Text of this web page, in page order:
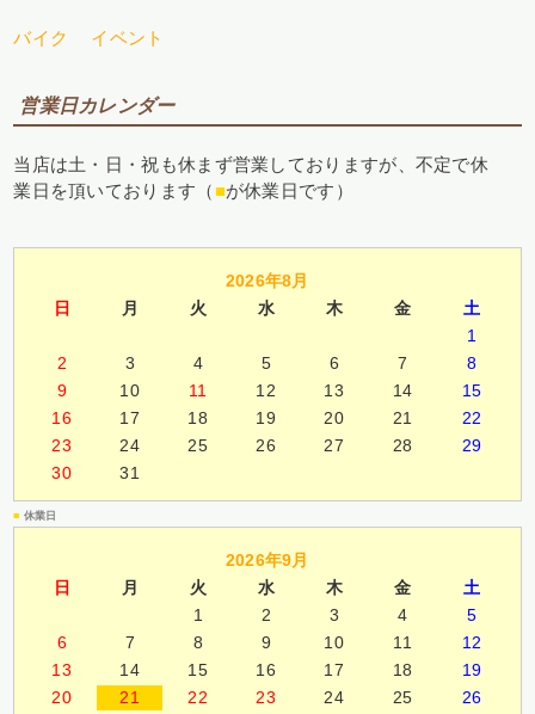
バイク イベント
営業日カレンダー
当店は土・日・祝も休まず営業しておりますが、不定で休
業日を頂いております（■が休業日です）
2026年8月
日
月 火 水 木 金
土
1
2
3 4 5 6 7
8
9
10 11 12 13 14
15
16
17 18 19 20 21
22
23
24 25 26 27 28
29
30
31
■ 休業日
2026年9月
日
月 火 水 木 金
土
1
2 3 4
5
6
7 8 9 10 11
12
13
14 15 16 17 18
19
20
21 22 23 24 25
26